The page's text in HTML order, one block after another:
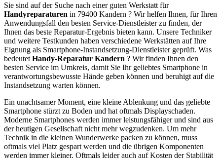
Sie sind auf der Suche nach einer guten Werkstatt für
Handyreparaturen in 79400 Kandern ? Wir helfen Ihnen, für Ihren
Anwendungsfall den besten Service-Dienstleister zu finden, der
Ihnen das beste Reparatur-Ergebnis bieten kann. Unsere Techniker
und weitere Testkunden haben verschiedene Werkstätten auf Ihre
Eignung als Smartphone-Instandsetzung-Dienstleister geprüft. Was
bedeutet Handy-Reparatur Kandern ? Wir finden Ihnen den
besten Service im Umkreis, damit Sie Ihr geliebtes Smartphone in
verantwortungsbewusste Hände geben können und beruhigt auf die
Instandsetzung warten können.
Ein unachtsamer Moment, eine kleine Ablenkung und das geliebte
Smartphone stürzt zu Boden und hat oftmals Displayschaden.
Moderne Smartphones werden immer leistungsfähiger und sind aus
der heutigen Gesellschaft nicht mehr wegzudenken. Um mehr
Technik in die kleinen Wunderwerke packen zu können, muss
oftmals viel Platz gespart werden und die übrigen Komponenten
werden immer kleiner. Oftmals leider auch auf Kosten der Stabilität